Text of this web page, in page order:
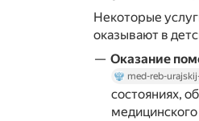
Некоторые
оказывают в
Оказание
med-reb-
состояниях,